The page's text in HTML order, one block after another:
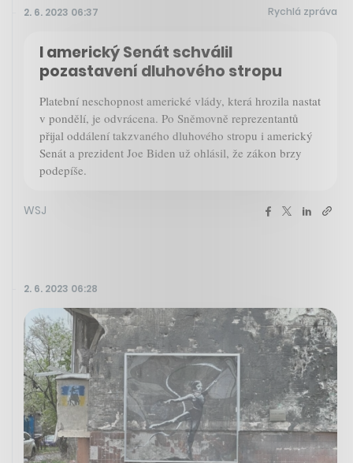
2. 6. 2023 06:37 Rychlá zpráva
I americký Senát schválil
pozastavení dluhového stropu
Platební neschopnost americké vlády, která hrozila nastat
v pondělí, je odvrácena. Po Sněmovně reprezentantů
přijal oddálení takzvaného dluhového stropu i americký
Senát a prezident Joe Biden už ohlásil, že zákon brzy
podepíše.
WSJ
2. 6. 2023 06:28